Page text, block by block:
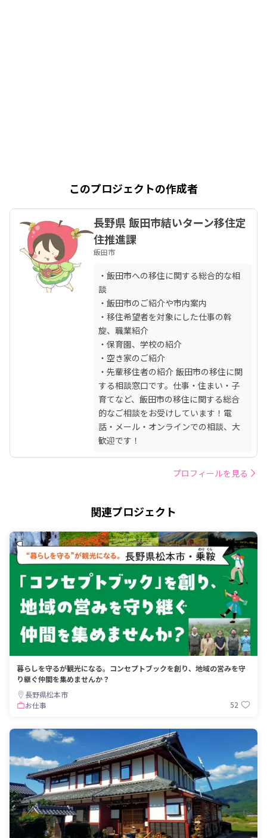
このプロジェクトの作成者
長野県 飯田市結いターン移住定
住推進課
飯田市
・飯田市への移住に関する総合的な相
談
・飯田市のご紹介や市内案内
・移住希望者を対象にした仕事の斡
旋、職業紹介
・保育園、学校の紹介
・空き家のご紹介
・先輩移住者の紹介 飯田市の移住に関
する相談窓口です。仕事・住まい・子
育てなど、飯田市の移住に関する総合
的なご相談をお受けしています！電
話・メール・オンラインでの相談、大
歓迎です！
プロフィールを見る
関連プロジェクト
暮らしを守るが観光になる。コンセプトブックを創り、地域の営みを守
り継ぐ仲間を集めませんか？
長野県松本市
お仕事
52